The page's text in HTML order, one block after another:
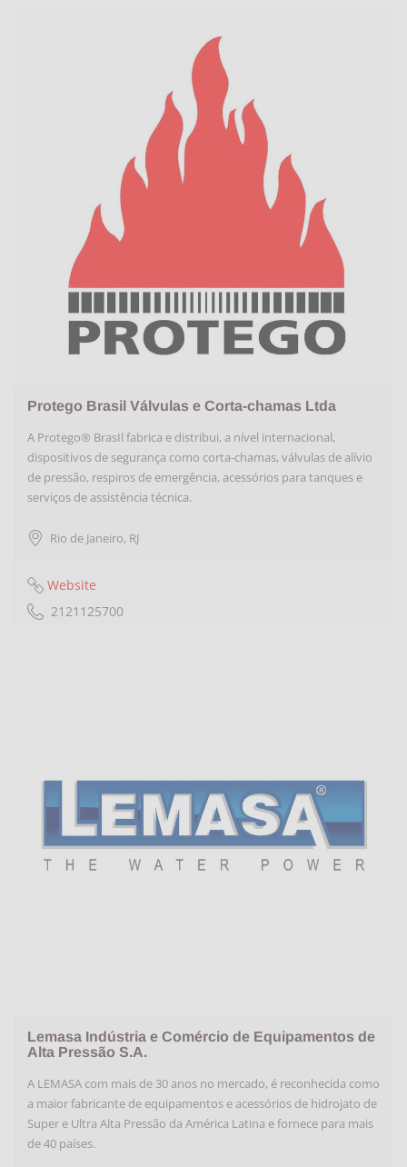
Protego Brasil Válvulas e Corta-chamas Ltda
A Protego® BrasIl fabrica e distribui, a nível internacional,
dispositivos de segurança como corta-chamas, válvulas de alívio
de pressão, respiros de emergência, acessórios para tanques e
serviços de assistência técnica.
Rio de Janeiro, RJ
Website
2121125700
Lemasa Indústria e Comércio de Equipamentos de
Alta Pressão S.A.
A LEMASA com mais de 30 anos no mercado, é reconhecida como
a maior fabricante de equipamentos e acessórios de hidrojato de
Super e Ultra Alta Pressão da América Latina e fornece para mais
de 40 países.